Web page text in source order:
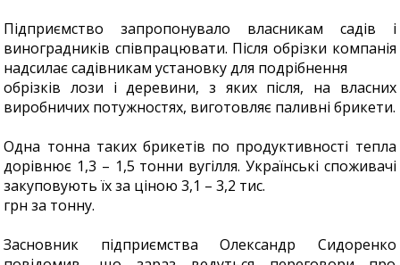
Підприємство запропонувало власникам садів і
виноградників співпрацювати. Після обрізки компанія
надсилає садівникам установку для подрібнення
обрізків лози і деревини, з яких після, на власних
виробничих потужностях, виготовляє паливні брикети.
Одна тонна таких брикетів по продуктивності тепла
дорівнює 1,3 – 1,5 тонни вугілля. Українські споживачі
закуповують їх за ціною 3,1 – 3,2 тис.
грн за тонну.
Засновник підприємства Олександр Сидоренко